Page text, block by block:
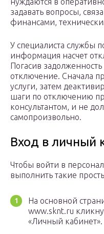
задавать вопросы,
финансами,
У специалиста службы
информация насчет
Погасив
отключение. Сначала
услуги, затем
шаги по отключению
консультантом, и не
самопроизвольно.
Вход в личный
Чтобы войти в
выполнить такие
На основной
www.sknt.ru
«Личный кабинет».